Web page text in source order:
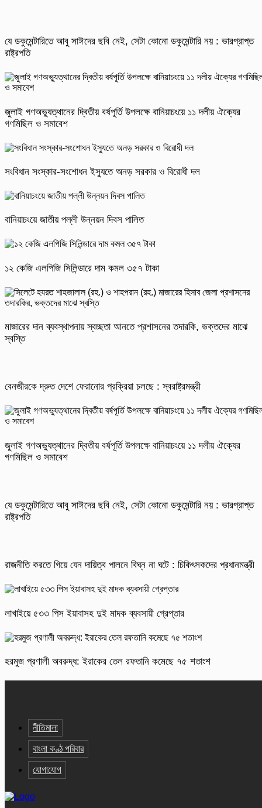
যে ডকুমেন্টারিতে আবু সাঈদের ছবি নেই, সেটা কোনো ডকুমেন্টারি নয় : ভারপ্রাপ্ত
রাষ্ট্রপতি
জুলাই গণঅভ্যুত্থানের দ্বিতীয় বর্ষপূর্তি উপলক্ষে বানিয়াচংয়ে ১১ দলীয় ঐক্যের
গণমিছিল ও সমাবেশ
সংবিধান সংস্কার-সংশোধন ইস্যুতে অনড় সরকার ও বিরোধী দল
বানিয়াচংয়ে জাতীয় পল্লী উন্নয়ন দিবস পালিত
১২ কেজি এলপিজি সিলিন্ডারে দাম কমল ৩৫৭ টাকা
মাজারের দান ব্যবস্থাপনায় স্বচ্ছতা আনতে প্রশাসনের তদারকি, ভক্তদের মাঝে
স্বস্তি
বেনজীরকে দ্রুত দেশে ফেরানোর প্রক্রিয়া চলছে : স্বরাষ্ট্রমন্ত্রী
জুলাই গণঅভ্যুত্থানের দ্বিতীয় বর্ষপূর্তি উপলক্ষে বানিয়াচংয়ে ১১ দলীয় ঐক্যের
গণমিছিল ও সমাবেশ
যে ডকুমেন্টারিতে আবু সাঈদের ছবি নেই, সেটা কোনো ডকুমেন্টারি নয় : ভারপ্রাপ্ত
রাষ্ট্রপতি
রাজনীতি করতে গিয়ে যেন দায়িত্ব পালনে বিঘ্ন না ঘটে : চিকিৎসকদের প্রধানমন্ত্রী
লাখাইয়ে ৫৩৩ পিস ইয়াবাসহ দুই মাদক ব্যবসায়ী গ্রেপ্তার
হরমুজ প্রণালী অবরুদ্ধ: ইরাকের তেল রফতানি কমেছে ৭৫ শতাংশ
নীতিমালা
বাংলা কণ্ঠ পরিবার
যোগাযোগ